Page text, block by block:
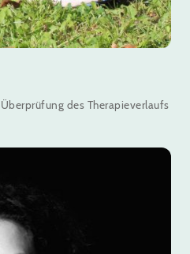
des Therapieverlaufs